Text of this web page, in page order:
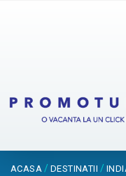
ACASA / DESTINATII /